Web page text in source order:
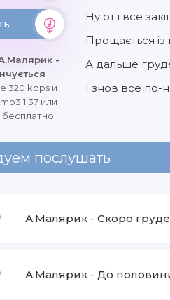
-
320 kbps и
1:37 или
Ну от і все
Прощається
А дальше
І знов все по-
послушать
А.Малярик - Скоро
А.Малярик - До